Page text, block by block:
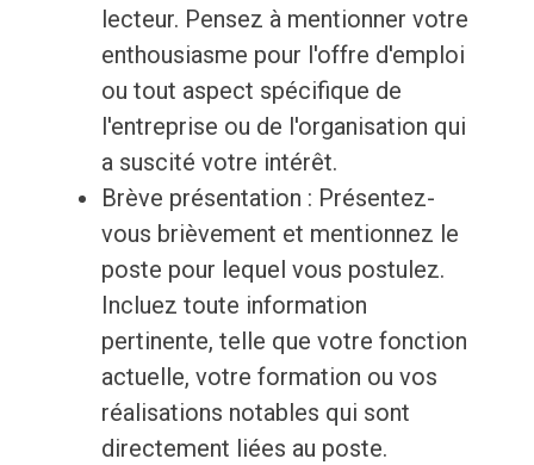
lecteur. Pensez à mentionner votre
enthousiasme pour l'offre d'emploi
ou tout aspect spécifique de
l'entreprise ou de l'organisation qui
a suscité votre intérêt.
Brève présentation : Présentez-
vous brièvement et mentionnez le
poste pour lequel vous postulez.
Incluez toute information
pertinente, telle que votre fonction
actuelle, votre formation ou vos
réalisations notables qui sont
directement liées au poste.